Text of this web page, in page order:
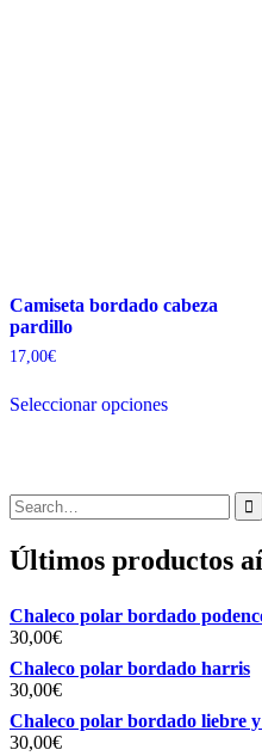
Camiseta bordado cabeza
pardillo
17,00€
Seleccionar opcionesproducto
Las
pueden
la
de
Search
for:
Últimos productos
Chaleco polar bordado
30,00€
Chaleco polar bordado harris
30,00€
Chaleco polar bordado liebre y
30,00€